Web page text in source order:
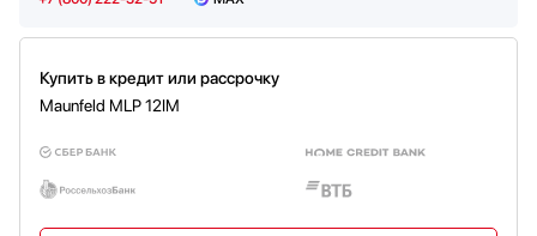
Купить в кредит или рассрочку
Maunfeld MLP 12IM